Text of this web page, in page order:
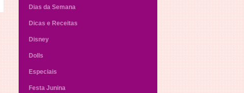
Dias da Semana
Dicas e Receitas
Disney
Dolls
Especiais
Festa Junina